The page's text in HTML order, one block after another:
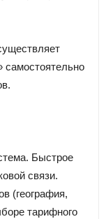
Быстрое
связи.
(география,
тарифного